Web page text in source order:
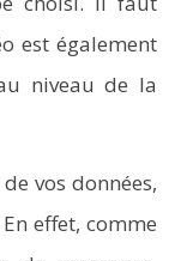
est également
niveau de la
vos données,
effet, comme